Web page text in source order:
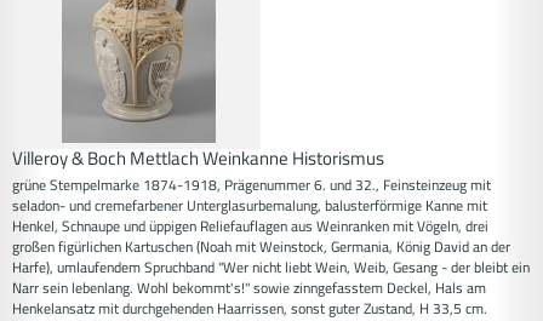
Villeroy & Boch Mettlach Weinkanne Historismus
grüne Stempelmarke 1874-1918, Prägenummer 6. und 32., Feinsteinzeug mit
seladon- und cremefarbener Unterglasurbemalung, balusterförmige Kanne mit
Henkel, Schnaupe und üppigen Reliefauflagen aus Weinranken mit Vögeln, drei
großen figürlichen Kartuschen (Noah mit Weinstock, Germania, König David an der
Harfe), umlaufendem Spruchband "Wer nicht liebt Wein, Weib, Gesang - der bleibt ein
Narr sein lebenlang. Wohl bekommt's!" sowie zinngefasstem Deckel, Hals am
Henkelansatz mit durchgehenden Haarrissen, sonst guter Zustand, H 33,5 cm.